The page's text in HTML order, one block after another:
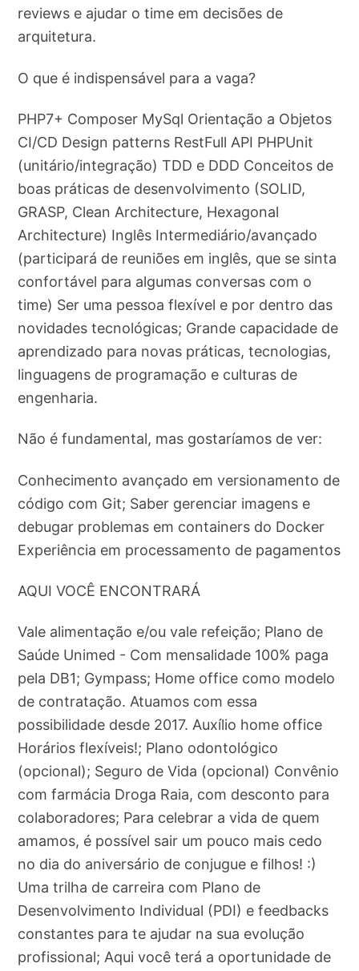
reviews e ajudar o time em decisões de
arquitetura.
O que é indispensável para a vaga?
PHP7+ Composer MySql Orientação a Objetos
CI/CD Design patterns RestFull API PHPUnit
(unitário/integração) TDD e DDD Conceitos de
boas práticas de desenvolvimento (SOLID,
GRASP, Clean Architecture, Hexagonal
Architecture) Inglês Intermediário/avançado
(participará de reuniões em inglês, que se sinta
confortável para algumas conversas com o
time) Ser uma pessoa flexível e por dentro das
novidades tecnológicas; Grande capacidade de
aprendizado para novas práticas, tecnologias,
linguagens de programação e culturas de
engenharia.
Não é fundamental, mas gostaríamos de ver:
Conhecimento avançado em versionamento de
código com Git; Saber gerenciar imagens e
debugar problemas em containers do Docker
Experiência em processamento de pagamentos
AQUI VOCÊ ENCONTRARÁ
Vale alimentação e/ou vale refeição; Plano de
Saúde Unimed - Com mensalidade 100% paga
pela DB1; Gympass; Home office como modelo
de contratação. Atuamos com essa
possibilidade desde 2017. Auxílio home office
Horários flexíveis!; Plano odontológico
(opcional); Seguro de Vida (opcional) Convênio
com farmácia Droga Raia, com desconto para
colaboradores; Para celebrar a vida de quem
amamos, é possível sair um pouco mais cedo
no dia do aniversário de conjugue e filhos! :)
Uma trilha de carreira com Plano de
Desenvolvimento Individual (PDI) e feedbacks
constantes para te ajudar na sua evolução
profissional; Aqui você terá a oportunidade de